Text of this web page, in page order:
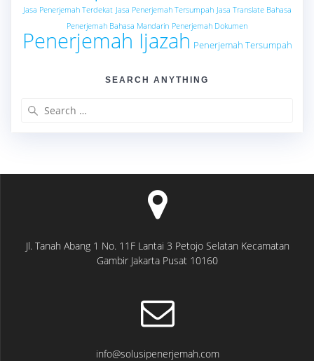
Jasa Penerjemah Terdekat Jasa Penerjemah Tersumpah Jasa Translate Bahasa
Penerjemah Bahasa Mandarin Penerjemah Dokumen
Penerjemah Ijazah Penerjemah Tersumpah
SEARCH ANYTHING
Jl. Tanah Abang 1 No. 11F Lantai 3 Petojo Selatan Kecamatan
Gambir Jakarta Pusat 10160
info@solusipenerjemah.com